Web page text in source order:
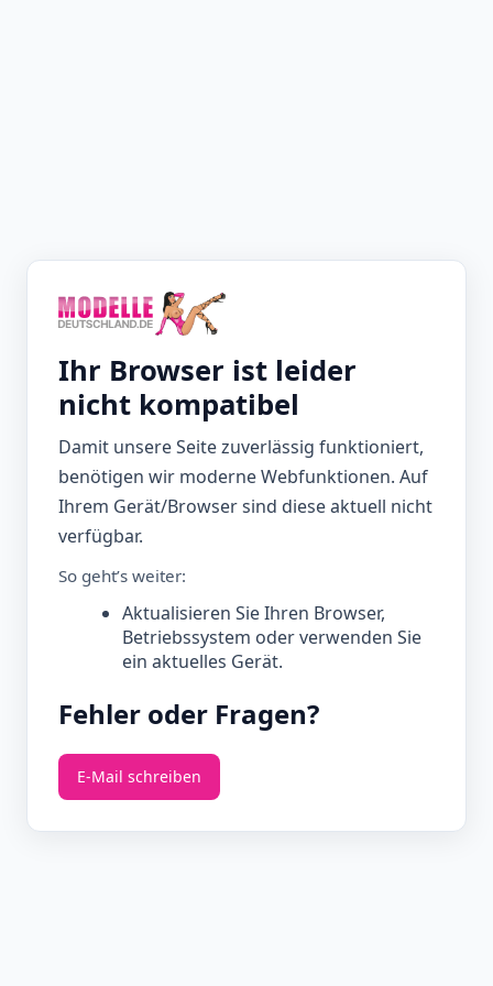
Ihr Browser ist leider
nicht kompatibel
Damit unsere Seite zuverlässig funktioniert,
benötigen wir moderne Webfunktionen. Auf
Ihrem Gerät/Browser sind diese aktuell nicht
verfügbar.
So geht’s weiter:
Aktualisieren Sie Ihren Browser,
Betriebssystem oder verwenden Sie
ein aktuelles Gerät.
Fehler oder Fragen?
E‑Mail schreiben